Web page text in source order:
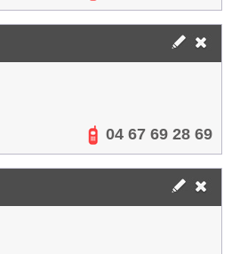
04 67 69 28 69